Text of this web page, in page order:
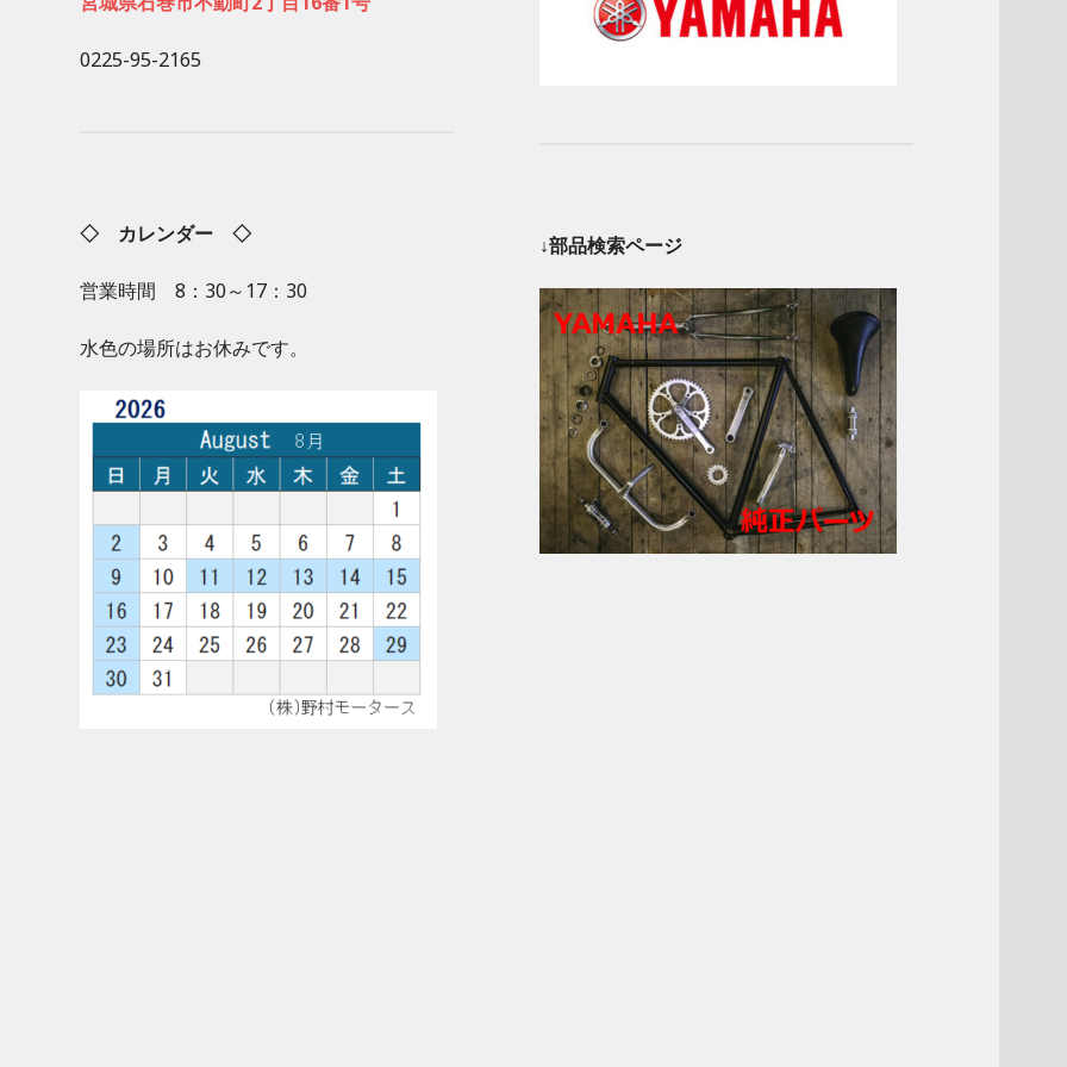
0225-95-2165
◇ カレンダー ◇
営業時間 8：30～17：30
水色の場所はお休みです。
↓部品検索ページ